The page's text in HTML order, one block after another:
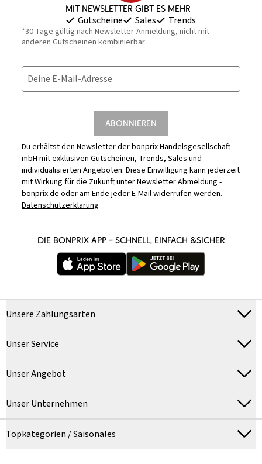
Mit Newsletter gibt es mehr
Gutscheine Sales Trends
*30 Tage gültig nach Newsletter-Anmeldung, nicht mit
anderen Gutscheinen kombinierbar
Deine E-Mail-Adresse
ABONNIEREN
Du erhältst den Newsletter der bonprix Handelsgesellschaft
mbH mit exklusiven Gutscheinen, Trends, Sales und
individualisierten Angeboten. Diese Einwilligung kann jederzeit
mit Wirkung für die Zukunft unterNewsletter Abmeldung -
bonprix.deoder am Ende jeder E-Mail widerrufen werden.
Datenschutzerklärung
DIE BONPRIX APP – SCHNELL, EINFACH &SICHER
Unsere Zahlungsarten
Unser Service
Unser Angebot
Unser Unternehmen
Topkategorien / Saisonales